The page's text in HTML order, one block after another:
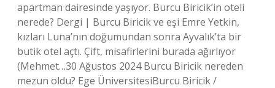
apartman dairesinde yaşıyor. Burcu Biricik’in oteli
nerede? Dergi | Burcu Biricik ve eşi Emre Yetkin,
kızları Luna’nın doğumundan sonra Ayvalık’ta bir
butik otel açtı. Çift, misafirlerini burada ağırlıyor
(Mehmet…30 Ağustos 2024 Burcu Biricik nereden
mezun oldu? Ege ÜniversitesiBurcu Biricik /